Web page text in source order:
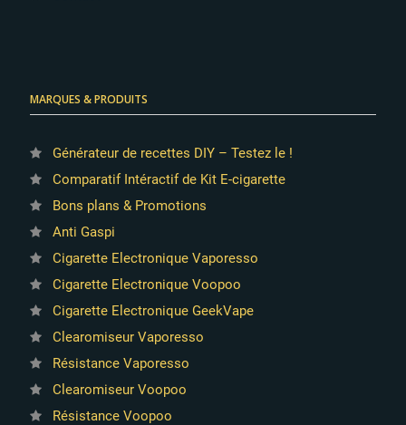
MARQUES & PRODUITS
Générateur de recettes DIY – Testez le !
Comparatif Intéractif de Kit E-cigarette
Bons plans & Promotions
Anti Gaspi
Cigarette Electronique Vaporesso
Cigarette Electronique Voopoo
Cigarette Electronique GeekVape
Clearomiseur Vaporesso
Résistance Vaporesso
Clearomiseur Voopoo
Résistance Voopoo